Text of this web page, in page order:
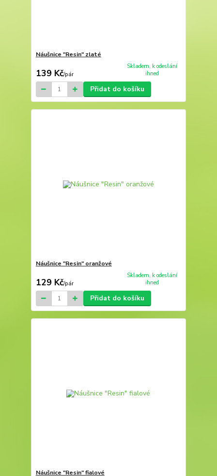
Náušnice "Resin" zlaté
139 Kč/pár
Skladem, k odeslání
ihned
Přidat do košíku
Náušnice "Resin" oranžové
129 Kč/pár
Skladem, k odeslání
ihned
Přidat do košíku
Náušnice "Resin" fialové